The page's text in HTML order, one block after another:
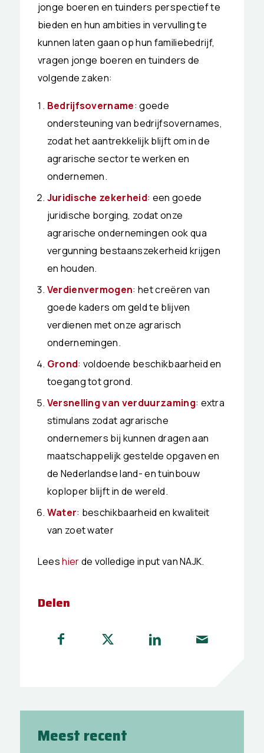
jonge boeren en tuinders perspectief te
bieden en hun ambities in vervulling te
kunnen laten gaan op hun familiebedrijf,
vragen jonge boeren en tuinders de
volgende zaken:
Bedrijfsovername: goede
ondersteuning van bedrijfsovernames,
zodat het aantrekkelijk blijft om in de
agrarische sector te werken en
ondernemen.
Juridische zekerheid: een goede
juridische borging, zodat onze
agrarische ondernemingen ook qua
vergunning bestaanszekerheid krijgen
en houden.
Verdienvermogen: het creëren van
goede kaders om geld te blijven
verdienen met onze agrarisch
ondernemingen.
Grond: voldoende beschikbaarheid en
toegang tot grond.
Versnelling van verduurzaming: extra
stimulans zodat agrarische
ondernemers bij kunnen dragen aan
maatschappelijk gestelde opgaven en
de Nederlandse land- en tuinbouw
koploper blijft in de wereld.
Water: beschikbaarheid en kwaliteit
van zoet water
Leeshierde volledige input van NAJK.
Delen
Meest recent